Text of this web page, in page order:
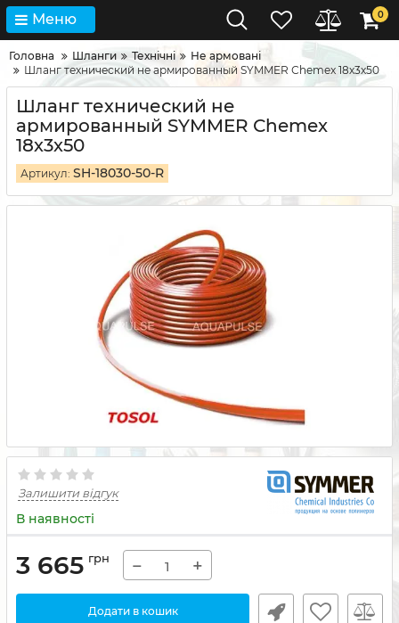
Меню 0
Головна Шланги Технічні
Не армовані
Шланг технический не армированный SYMMER Сhemex 18х3х50
Шланг технический не
армированный SYMMER Сhemex
18х3х50
Артикул: SH-18030-50-R
Залишити відгук
В наявності
3 665 грн − +
Додати в кошик